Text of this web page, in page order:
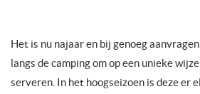
Het is nu najaar en bij genoeg
langs de camping om op een unieke
serveren. In het hoogseizoen is deze er